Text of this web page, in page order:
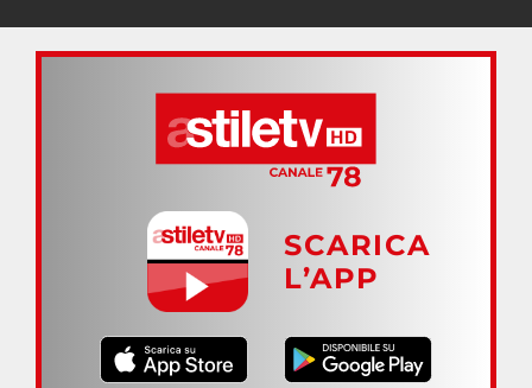
SCARICA
L’APP